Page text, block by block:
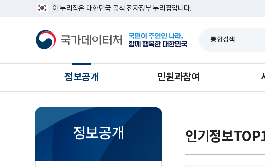
이 누리집은 대한민국 공식 전자정부 누리집입니다.
정보공개 민원과참여
정보공개 인기정보